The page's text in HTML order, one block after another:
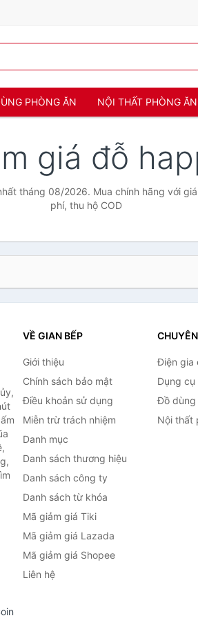
PHÒNG ĂN NỘI THẤT PHÒNG ĂN
giá đỗ
tháng 08/2026. Mua chính hãng với
phí, thu hộ COD
VỀ GIAN BẾP
Giới thiệu
Chính sách bảo mật
Điều khoản sử dụng
Miễn trừ trách nhiệm
Danh mục
Danh sách thương hiệu
Danh sách công ty
Danh sách từ khóa
Mã giảm giá Tiki
Mã giảm giá Lazada
Mã giảm giá Shopee
Liên hệ
Điện gia
Dụng
Đồ dùng
Nội thất